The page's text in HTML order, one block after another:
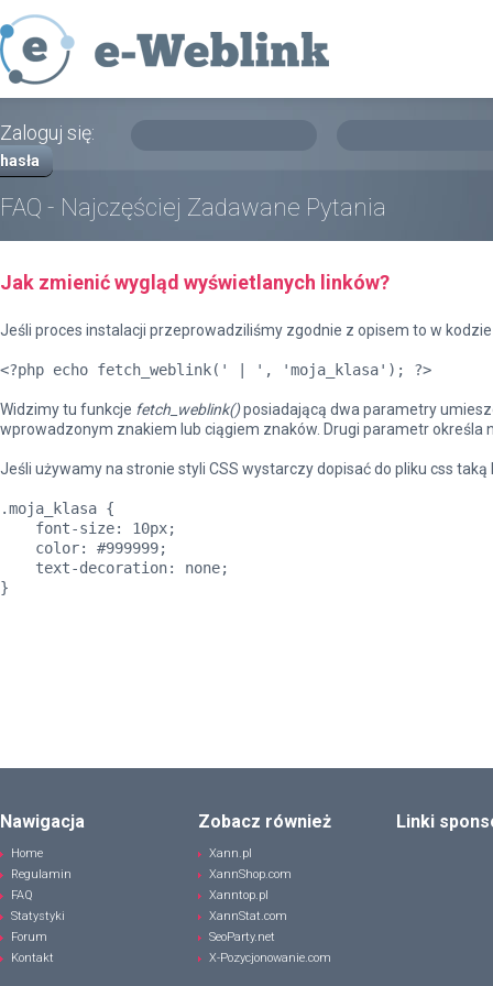
Zaloguj się:
hasła
FAQ - Najczęściej Zadawane Pytania
Jak zmienić wygląd wyświetlanych linków?
Jeśli proces instalacji przeprowadziliśmy zgodnie z opisem to w
<?php echo fetch_weblink(' | ', 'moja_klasa'); ?>
Widzimy tu funkcje fetch_weblink()posiadającą dwa parametry
wprowadzonym znakiem lub ciągiem znaków. Drugi parametr określa
Jeśli używamy na stronie styli CSS wystarczy dopisać do pliku css
.moja_klasa {
font-size: 10px;
color: #999999;
text-decoration: none;
}
Nawigacja
Home
Regulamin
FAQ
Statystyki
Forum
Kontakt
Zobacz również
Xann.pl
XannShop.com
Xanntop.pl
XannStat.com
SeoParty.net
X-Pozycjonowanie.com
Linki